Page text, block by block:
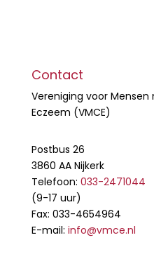
Contact
Vereniging voor
Eczeem (VMCE)
Postbus 26
3860 AA Nijkerk
Telefoon: 033-2471044
(9-17 uur)
Fax: 033-4654964
E-mail: info@vmce.nl